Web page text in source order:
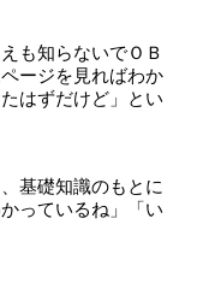
も知らないでＯＢ
ージを見ればわか
はずだけど」とい
基礎知識のもとに
っているね」「い